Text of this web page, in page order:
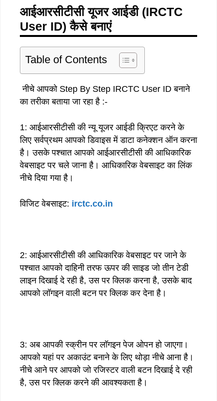
आईआरसीटीसी यूजर आईडी (IRCTC
User ID) कैसे बनाएं
Table of Contents
नीचे आपको Step By Step IRCTC User ID बनाने
का तरीका बताया जा रहा है‌ :-
1: आईआरसीटीसी की न्यू यूजर आईडी क्रिएट करने के
लिए सर्वप्रथम आपको डिवाइस में डाटा कनेक्शन ऑन करना
है। उसके पश्चात आपको आईआरसीटीसी की आधिकारिक
वेबसाइट पर चले जाना है। आधिकारिक वेबसाइट का लिंक
नीचे दिया गया है।
विजिट वेबसाइट: irctc.co.in
2: आईआरसीटीसी की आधिकारिक वेबसाइट पर जाने के
पश्चात आपको दाहिनी तरफ ऊपर की साइड जो तीन टेडी
लाइन दिखाई दे रही है, उस पर क्लिक करना है, उसके बाद
आपको लॉगइन वाली बटन पर क्लिक कर देना है।
3: अब आपकी स्क्रीन पर लॉगइन पेज ओपन हो जाएगा।
आपको यहां पर अकाउंट बनाने के लिए थोड़ा नीचे आना है।
नीचे आने पर आपको जो रजिस्टर वाली बटन दिखाई दे रही
है, उस पर क्लिक करने की आवश्यकता है।